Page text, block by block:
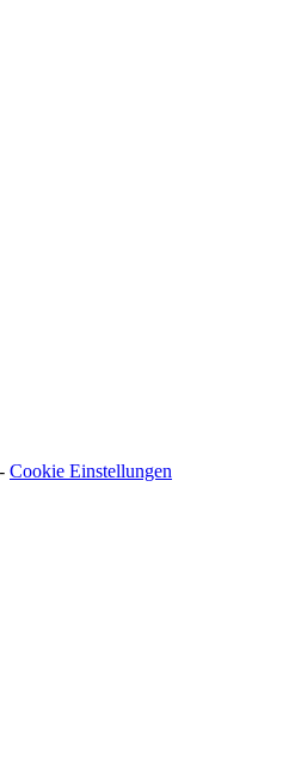
- Cookie Einstellungen